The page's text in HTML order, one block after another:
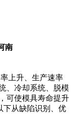
南
上升、生产速率
、冷却系统、脱模
可使模具寿命提升
下从缺陷识别、优